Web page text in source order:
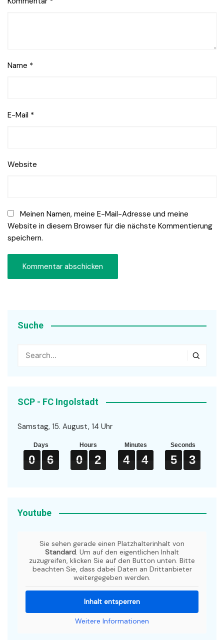
Name *
E-Mail *
Website
Meinen Namen, meine E-Mail-Adresse und meine
Website in diesem Browser für die nächste Kommentierung
speichern.
Suche
SCP - FC Ingolstadt
Samstag, 15. August, 14 Uhr
Days
0
0
0
0 6
6
6
6
Hours
0
0
0
0 2
2
2
2
Minutes
4
4
4
4 4
4
4
4
Seconds
5
5
5
5 3
3
3
3
Youtube
Sie sehen gerade einen Platzhalterinhalt von
Standard. Um auf den eigentlichen Inhalt
zuzugreifen, klicken Sie auf den Button unten. Bitte
beachten Sie, dass dabei Daten an Drittanbieter
weitergegeben werden.
Inhalt entsperren
Weitere Informationen